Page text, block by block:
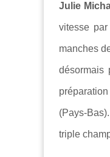
Julie
vitesse
manches
désormais
(Pays-Bas).
triple